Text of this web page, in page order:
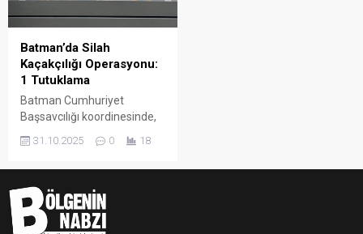
Batman’da Silah
Kaçakçılığı Operasyonu:
1 Tutuklama
Batman Cumhuriyet
Başsavcılığı koordinesinde,
Suçlarla Mücadele Şube
önlenmesine yönelik
çalışma yürütüldü.
31.10.2025 0 18